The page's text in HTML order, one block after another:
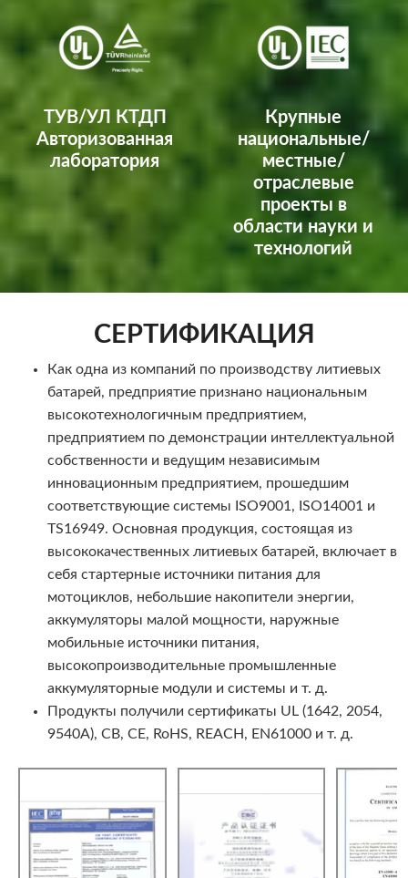
ТУВ/УЛ КТДП
Авторизованная
лаборатория
Крупные
национальные/
местные/
отраслевые
проекты в
области науки и
технологий
СЕРТИФИКАЦИЯ
Как одна из компаний по производству литиевых
батарей, предприятие признано национальным
высокотехнологичным предприятием,
предприятием по демонстрации интеллектуальной
собственности и ведущим независимым
инновационным предприятием, прошедшим
соответствующие системы ISO9001, ISO14001 и
TS16949. Основная продукция, состоящая из
высококачественных литиевых батарей, включает в
себя стартерные источники питания для
мотоциклов, небольшие накопители энергии,
аккумуляторы малой мощности, наружные
мобильные источники питания,
высокопроизводительные промышленные
аккумуляторные модули и системы и т. д.
Продукты получили сертификаты UL (1642, 2054,
9540A), CB, CE, RoHS, REACH, EN61000 и т. д.